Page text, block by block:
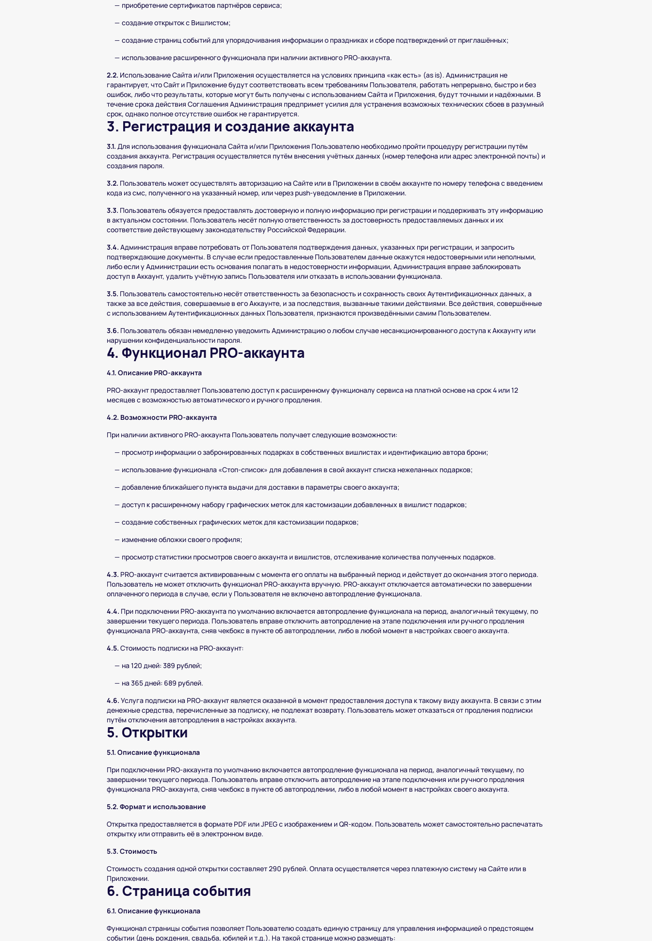
приобретение сертификатов партнёров сервиса;
создание открыток с Вишлистом;
создание страниц событий для упорядочивания информации о праздниках и сборе подтверждений от приглашённых;
использование расширенного функционала при наличии активного PRO-аккаунта.
2.2. Использование Сайта и/или Приложения осуществляется на условиях принципа «как есть» (as is). Администрация не
гарантирует, что Сайт и Приложение будут соответствовать всем требованиям Пользователя, работать непрерывно, быстро и без
ошибок, либо что результаты, которые могут быть получены с использованием Сайта и Приложения, будут точными и надёжными. В
течение срока действия Соглашения Администрация предпримет усилия для устранения возможных технических сбоев в разумный
срок, однако полное отсутствие ошибок не гарантируется.
3. Регистрация и создание аккаунта
3.1. Для использования функционала Сайта и/или Приложения Пользователю необходимо пройти процедуру регистрации путём
создания аккаунта. Регистрация осуществляется путём внесения учётных данных (номер телефона или адрес электронной почты) и
создания пароля.
3.2. Пользователь может осуществлять авторизацию на Сайте или в Приложении в своём аккаунте по номеру телефона с введением
кода из смс, полученного на указанный номер, или через push-уведомление в Приложении.
3.3. Пользователь обязуется предоставлять достоверную и полную информацию при регистрации и поддерживать эту информацию
в актуальном состоянии. Пользователь несёт полную ответственность за достоверность предоставляемых данных и их
соответствие действующему законодательству Российской Федерации.
3.4. Администрация вправе потребовать от Пользователя подтверждения данных, указанных при регистрации, и запросить
подтверждающие документы. В случае если предоставленные Пользователем данные окажутся недостоверными или неполными,
либо если у Администрации есть основания полагать в недостоверности информации, Администрация вправе заблокировать
доступ в Аккаунт, удалить учётную запись Пользователя или отказать в использовании функционала.
3.5. Пользователь самостоятельно несёт ответственность за безопасность и сохранность своих Аутентификационных данных, а
также за все действия, совершаемые в его Аккаунте, и за последствия, вызванные такими действиями. Все действия, совершённые
с использованием Аутентификационных данных Пользователя, признаются произведёнными самим Пользователем.
3.6. Пользователь обязан немедленно уведомить Администрацию о любом случае несанкционированного доступа к Аккаунту или
нарушении конфиденциальности пароля.
4. Функционал PRO-аккаунта
4.1. Описание PRO-аккаунта
PRO-аккаунт предоставляет Пользователю доступ к расширенному функционалу сервиса на платной основе на срок 4 или 12
месяцев с возможностью автоматического и ручного продления.
4.2. Возможности PRO-аккаунта
При наличии активного PRO-аккаунта Пользователь получает следующие возможности:
просмотр информации о забронированных подарках в собственных вишлистах и идентификацию автора брони;
использование функционала «Стоп-список» для добавления в свой аккаунт списка нежеланных подарков;
добавление ближайшего пункта выдачи для доставки в параметры своего аккаунта;
доступ к расширенному набору графических меток для кастомизации добавленных в вишлист подарков;
создание собственных графических меток для кастомизации подарков;
изменение обложки своего профиля;
просмотр статистики просмотров своего аккаунта и вишлистов, отслеживание количества полученных подарков.
4.3. PRO-аккаунт считается активированным с момента его оплаты на выбранный период и действует до окончания этого периода.
Пользователь не может отключить функционал PRO-аккаунта вручную. PRO-аккаунт отключается автоматически по завершении
оплаченного периода в случае, если у Пользователя не включено автопродление функционала.
4.4. При подключении PRO-аккаунта по умолчанию включается автопродление функционала на период, аналогичный текущему, по
завершении текущего периода. Пользователь вправе отключить автопродление на этапе подключения или ручного продления
функционала PRO-аккаунта, сняв чекбокс в пункте об автопродлении, либо в любой момент в настройках своего аккаунта.
4.5. Стоимость подписки на PRO-аккаунт:
на 120 дней: 389 рублей;
на 365 дней: 689 рублей.
4.6. Услуга подписки на PRO-аккаунт является оказанной в момент предоставления доступа к такому виду аккаунта. В связи с этим
денежные средства, перечисленные за подписку, не подлежат возврату. Пользователь может отказаться от продления подписки
путём отключения автопродления в настройках аккаунта.
5. Открытки
5.1. Описание функционала
При подключении PRO-аккаунта по умолчанию включается автопродление функционала на период, аналогичный текущему, по
завершении текущего периода. Пользователь вправе отключить автопродление на этапе подключения или ручного продления
функционала PRO-аккаунта, сняв чекбокс в пункте об автопродлении, либо в любой момент в настройках своего аккаунта.
5.2. Формат и использование
Открытка предоставляется в формате PDF или JPEG с изображением и QR-кодом. Пользователь может самостоятельно распечатать
открытку или отправить её в электронном виде.
5.3. Стоимость
Стоимость создания одной открытки составляет 290 рублей. Оплата осуществляется через платежную систему на Сайте или в
Приложении.
6. Страница события
6.1. Описание функционала
Функционал страницы события позволяет Пользователю создать единую страницу для управления информацией о предстоящем
событии (день рождения, свадьба, юбилей и т.д.). На такой странице можно размещать: